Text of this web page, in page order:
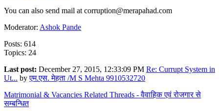
You can also send mail at corruption@merapahad.com
Moderator: Ashok Pande
Posts: 614
Topics: 24
Last post: December 27, 2015, 12:33:09 PM Re: Currupt System in
Ut... byएम.एस. मेहता /M S Mehta 9910532720
Matrimonial & Vacancies Related Threads - वैवाहिक एवं रोजगार से
सम्बन्धित